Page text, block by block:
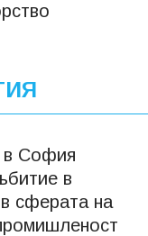
в София
в
сферата на